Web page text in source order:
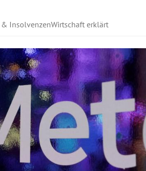
InsolvenzenWirtschaft erklärt